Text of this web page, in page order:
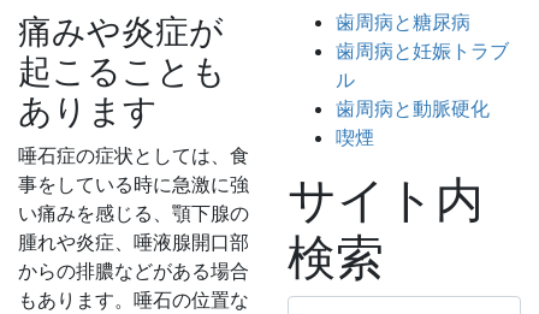
痛みや炎症が
起こることも
あります
唾石症の症状としては、食
事をしている時に急激に強
い痛みを感じる、顎下腺の
腫れや炎症、唾液腺開口部
からの排膿などがある場合
もあります。唾石の位置な
歯周病と糖尿病
歯周病と妊娠トラブ
ル
歯周病と動脈硬化
喫煙
サイト内
検索